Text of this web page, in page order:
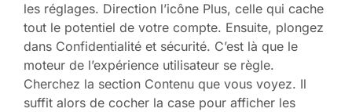
les réglages. Direction l’icône Plus, celle qui cache
tout le potentiel de votre compte. Ensuite, plongez
dans Confidentialité et sécurité. C’est là que le
moteur de l’expérience utilisateur se règle.
Cherchez la section Contenu que vous voyez. Il
suffit alors de cocher la case pour afficher les